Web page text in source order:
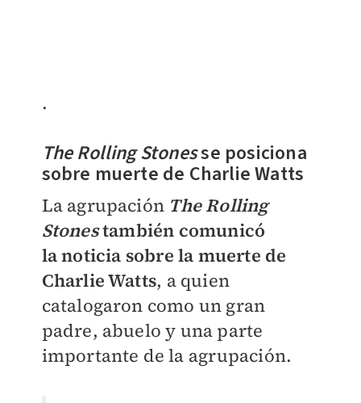
.
The Rolling Stonesse posiciona
sobre muerte de Charlie Watts
La agrupación The Rolling
Stonestambién comunicó
lanoticia sobre la muerte de
Charlie Watts, a quien
catalogaron como un gran
padre, abuelo y una parte
importante de la agrupación.